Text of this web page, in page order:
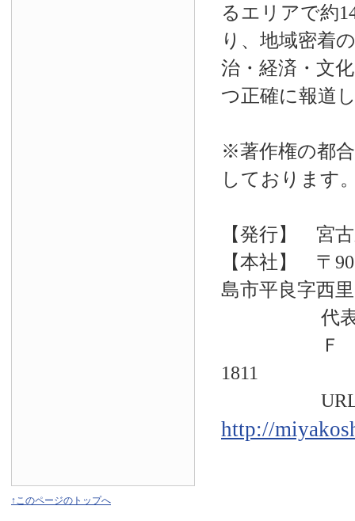
るエリアで約
り、地域密着
治・経済・文
つ正確に報道
※著作権の都
しております
【発行】 宮
【本社】 〒
島市平良字西
代表電話
Ｆ Ａ
1811
URL
http://
↑このページのトップへ